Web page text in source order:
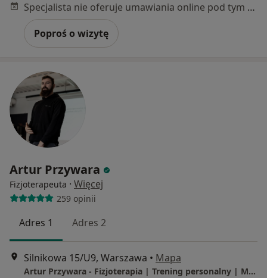
Specjalista nie oferuje umawiania online pod tym adresem.
Poproś o wizytę
Artur Przywara
Fizjoterapeuta · Więcej
259 opinii
Adres 1 Adres 2
Silnikowa 15/U9, Warszawa • Mapa
Artur Przywara - Fizjoterapia | Trening personalny | Masaż